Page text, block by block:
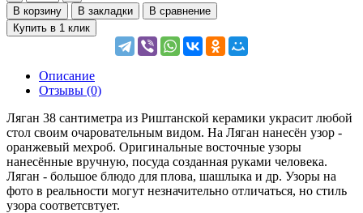
В корзину В закладки
В сравнение
Купить в 1 клик
Описание
Отзывы (0)
Ляган 38 сантиметра из Риштанской керамики украсит любой
стол своим очаровательным видом. На Ляган нанесён узор -
оранжевый мехроб. Оригинальные восточные узоры
нанесённые вручную, посуда созданная руками человека.
Ляган - большое блюдо для плова, шашлыка и др. Узоры на
фото в реальности могут незначительно отличаться, но стиль
узора соответсвтует.